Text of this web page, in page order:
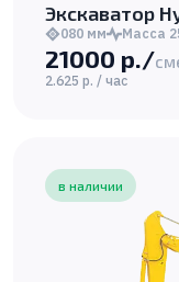
Экскаватор
080 мм Масса
21000 р./
2.625 р. / час
в наличии